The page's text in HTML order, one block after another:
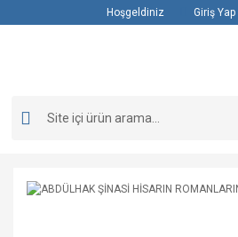
Hoşgeldiniz Giriş Yap